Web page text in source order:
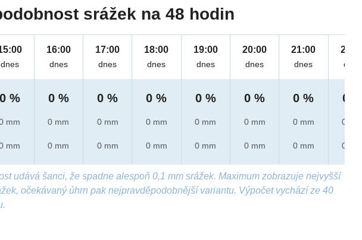
srážek na 48 hodin
dnes
0 %
mm
mm
16:00
dnes
0 %
0 mm
0 mm
17:00
dnes
0 %
0 mm
0 mm
18:00
dnes
0 %
0 mm
0 mm
19:00
dnes
0 %
0 mm
0 mm
20:00
dnes
0 %
0 mm
0 mm
21:00
dnes
0 %
0 mm
0 mm
22:00
dnes
0 %
0 mm
0 mm
udává šanci, že spadne alespoň 0,1 mm srážek. Maximum zobrazuje nejvyšší
očekávaný úhrn pak nejpravděpodobnější variantu. Výpočet vychází ze 40